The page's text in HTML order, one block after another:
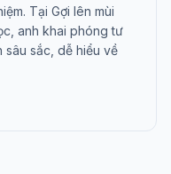
Tại Gợi lên mùi
anh khai phóng tư
sắc, dễ hiểu về